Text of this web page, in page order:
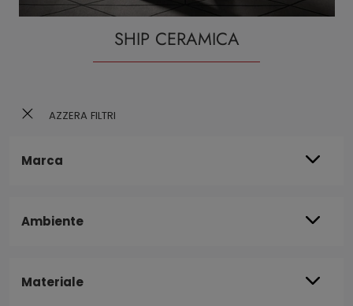
AZZERA FILTRI
Marca
Ambiente
Materiale
SHIP CERAMICA